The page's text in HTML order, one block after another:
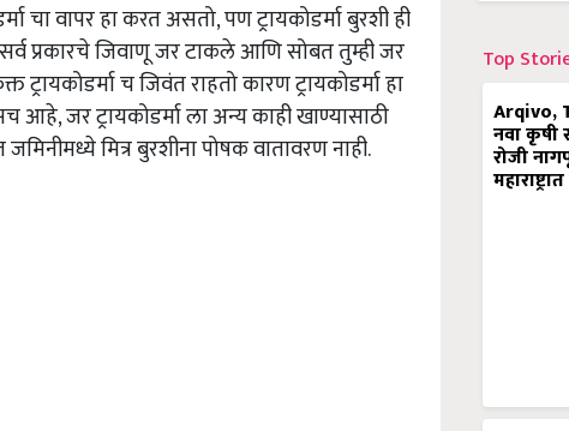
चा वापर हा करत असतो, पण ट्रायकोडर्मा बुरशी ही
प्रकारचे जिवाणू जर टाकले आणि सोबत तुम्ही जर
ट्रायकोडर्मा च जिवंत राहतो कारण ट्रायकोडर्मा हा
जर ट्रायकोडर्मा ला अन्य काही खाण्यासाठी
मित्र बुरशीना पोषक वातावरण नाही.
Top
Arqivo,
नवा कृषी
रोजी